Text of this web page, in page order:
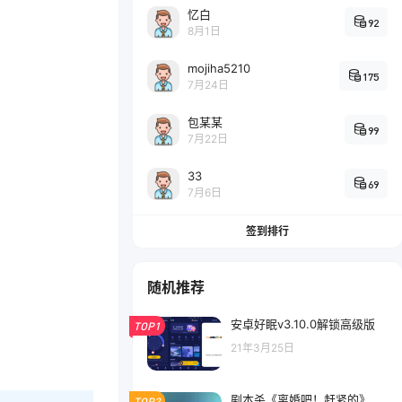
忆白
8月1日
92
mojiha5210
7月24日
175
包某某
7月22日
99
33
7月6日
69
签到排行
随机推荐
TOP1 安卓好眠v3.10.0解锁高级版
21年3月25日
剧本杀《离婚吧！赶紧的》